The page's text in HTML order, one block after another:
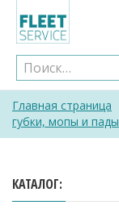
content
Главная страница
губки, мопы и пады
КАТАЛОГ